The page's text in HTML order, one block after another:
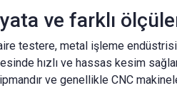
ve farklı
testere, metal işleme
hızlı ve hassas kesim
ve genellikle CNC